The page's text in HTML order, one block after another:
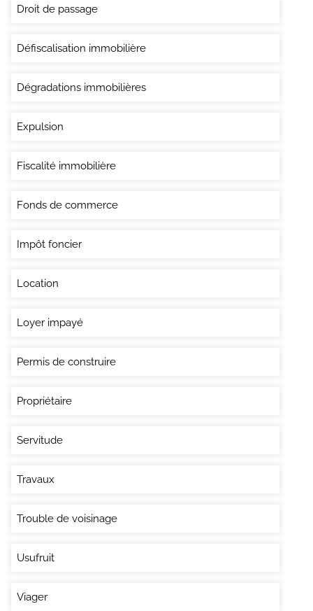
Droit de passage
Défiscalisation immobilière
Dégradations immobilières
Expulsion
Fiscalité immobilière
Fonds de commerce
Impôt foncier
Location
Loyer impayé
Permis de construire
Propriétaire
Servitude
Travaux
Trouble de voisinage
Usufruit
Viager